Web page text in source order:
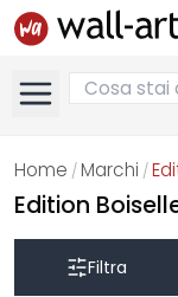
Home / Marchi /
Edition
Filtra